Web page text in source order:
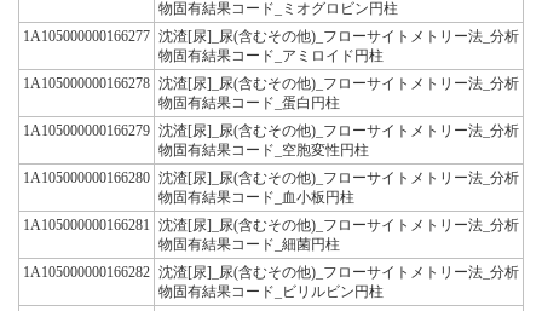
物固有結果コード_ミオグロビン円柱
1A105000000166277 沈渣[尿]_尿(含むその他)_フローサイトメトリー法_分析
物固有結果コード_アミロイド円柱
1A105000000166278 沈渣[尿]_尿(含むその他)_フローサイトメトリー法_分析
物固有結果コード_蛋白円柱
1A105000000166279 沈渣[尿]_尿(含むその他)_フローサイトメトリー法_分析
物固有結果コード_空胞変性円柱
1A105000000166280 沈渣[尿]_尿(含むその他)_フローサイトメトリー法_分析
物固有結果コード_血小板円柱
1A105000000166281
沈渣[尿]_尿(含むその他)_フローサイトメトリー法_分析
物固有結果コード_細菌円柱
1A105000000166282 沈渣[尿]_尿(含むその他)_フローサイトメトリー法_分析
物固有結果コード_ビリルビン円柱